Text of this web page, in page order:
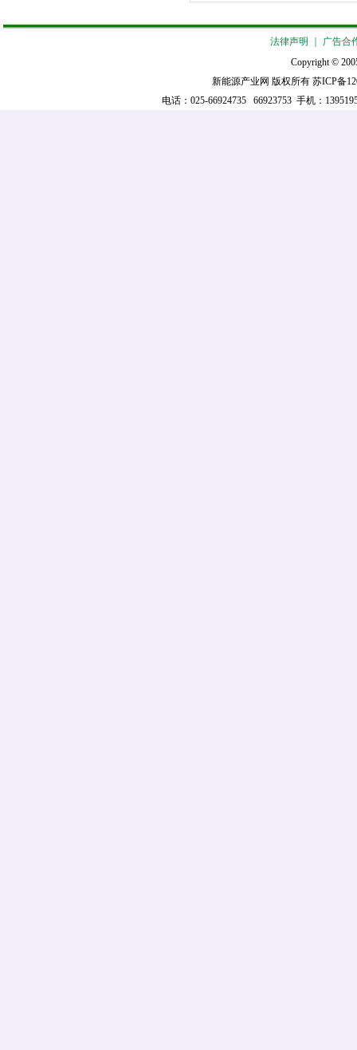
法律声明
广告合
Copyright ©
新能源产业网 版权所有 苏ICP备
电话：025-66924735 66923753 手机：